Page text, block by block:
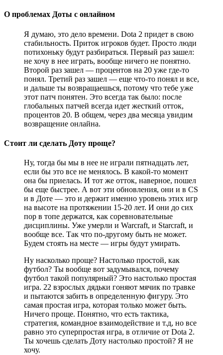
О проблемах Доты с онлайном
Я думаю, это дело времени. Dota 2 придет в свою
стабильность. Приток игроков будет. Просто люди
потихоньку будут разбираться. Первый раз зашел:
не хочу в нее играть, вообще ничего не понятно.
Второй раз зашел — процентов на 20 уже где-то
понял. Третий раз зашел — еще что-то понял и все,
и дальше ты возвращаешься, потому что тебе уже
этот патч понятен. Это всегда так было: после
глобальных патчей всегда идет жесткий отток,
процентов 20. В общем, через два месяца увидим
возвращение онлайна.
Стоит ли сделать Доту проще?
Ну, тогда бы мы в нее не играли пятнадцать лет,
если бы это все не менялось. В какой-то момент
она бы приелась. И тот же отток, наверное, пошел
бы еще быстрее. А вот эти обновления, они и в CS
и в Доте — это и держит именно уровень этих игр
на высоте на протяжении 15-20 лет. И они до сих
пор в топе держатся, как соревновательные
дисциплины. Уже умерли и Warcraft, и Starcraft, и
вообще все. Так что по-другому быть не может.
Будем стоять на месте — игры будут умирать.
Ну насколько проще? Настолько простой, как
футбол? Ты вообще вот задумывался, почему
футбол такой популярный? Это настолько простая
игра. 22 взрослых дядьки гоняют мячик по травке
и пытаются забить в определенную фигуру. Это
самая простая игра, которая только может быть.
Ничего проще. Понятно, что есть тактика,
стратегия, командное взаимодействие и т.д, но все
равно это суперпростая игра, в отличие от Dota 2.
Ты хочешь сделать Доту настолько простой? Я не
хочу.